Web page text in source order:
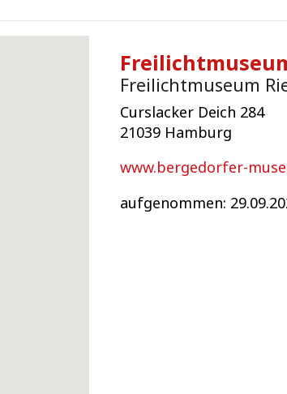
Freilichtmuseum
Curslacker Deich 284
21039 Hamburg
www.bergedorfer-
aufgenommen: